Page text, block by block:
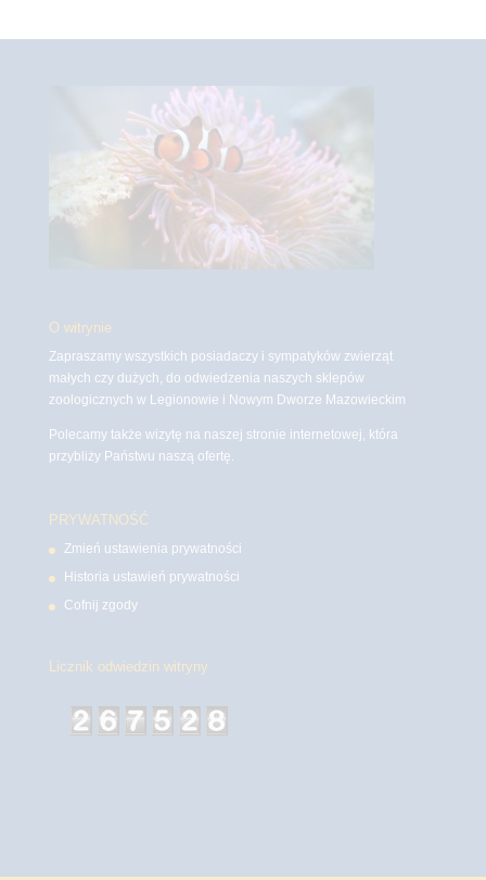
O witrynie
Zapraszamy wszystkich posiadaczy i sympatyków zwierząt
małych czy dużych, do odwiedzenia naszych sklepów
zoologicznych w Legionowie i Nowym Dworze Mazowieckim
Polecamy także wizytę na naszej stronie internetowej, która
przybliży Państwu naszą ofertę.
PRYWATNOŚĆ
Zmień ustawienia prywatności
Historia ustawień prywatności
Cofnij zgody
Licznik odwiedzin witryny